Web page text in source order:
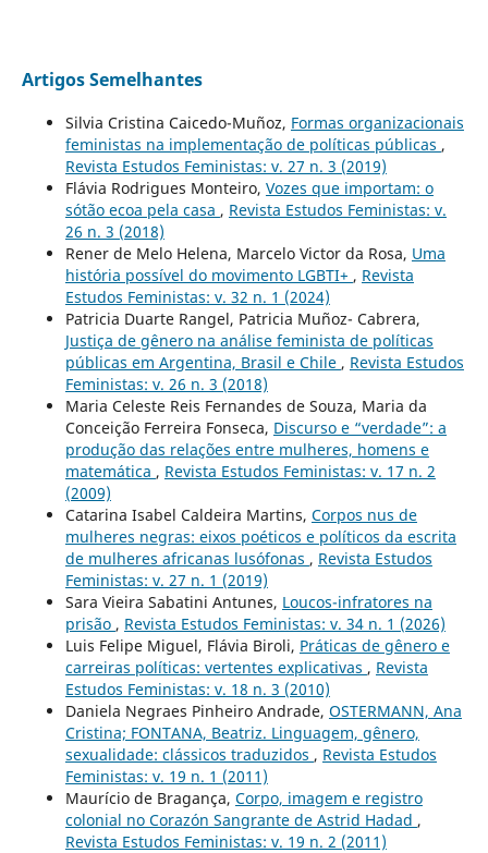
Artigos Semelhantes
Silvia Cristina Caicedo-Muñoz, Formas organizacionais
feministas na implementação de políticas públicas ,
Revista Estudos Feministas: v. 27 n. 3 (2019)
Flávia Rodrigues Monteiro, Vozes que importam: o
sótão ecoa pela casa , Revista Estudos Feministas: v.
26 n. 3 (2018)
Rener de Melo Helena, Marcelo Victor da Rosa, Uma
história possível do movimento LGBTI+ , Revista
Estudos Feministas: v. 32 n. 1 (2024)
Patricia Duarte Rangel, Patricia Muñoz- Cabrera,
Justiça de gênero na análise feminista de políticas
públicas em Argentina, Brasil e Chile , Revista Estudos
Feministas: v. 26 n. 3 (2018)
Maria Celeste Reis Fernandes de Souza, Maria da
Conceição Ferreira Fonseca, Discurso e “verdade”: a
produção das relações entre mulheres, homens e
matemática , Revista Estudos Feministas: v. 17 n. 2
(2009)
Catarina Isabel Caldeira Martins, Corpos nus de
mulheres negras: eixos poéticos e políticos da escrita
de mulheres africanas lusófonas , Revista Estudos
Feministas: v. 27 n. 1 (2019)
Sara Vieira Sabatini Antunes, Loucos-infratores na
prisão , Revista Estudos Feministas: v. 34 n. 1 (2026)
Luis Felipe Miguel, Flávia Biroli, Práticas de gênero e
carreiras políticas: vertentes explicativas , Revista
Estudos Feministas: v. 18 n. 3 (2010)
Daniela Negraes Pinheiro Andrade, OSTERMANN, Ana
Cristina; FONTANA, Beatriz. Linguagem, gênero,
sexualidade: clássicos traduzidos , Revista Estudos
Feministas: v. 19 n. 1 (2011)
Maurício de Bragança, Corpo, imagem e registro
colonial no Corazón Sangrante de Astrid Hadad ,
Revista Estudos Feministas: v. 19 n. 2 (2011)